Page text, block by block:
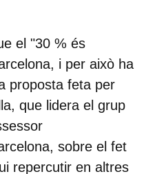
el "30 % és
i per això ha
proposta feta per
que lidera el grup
sobre el fet
repercutir en altres